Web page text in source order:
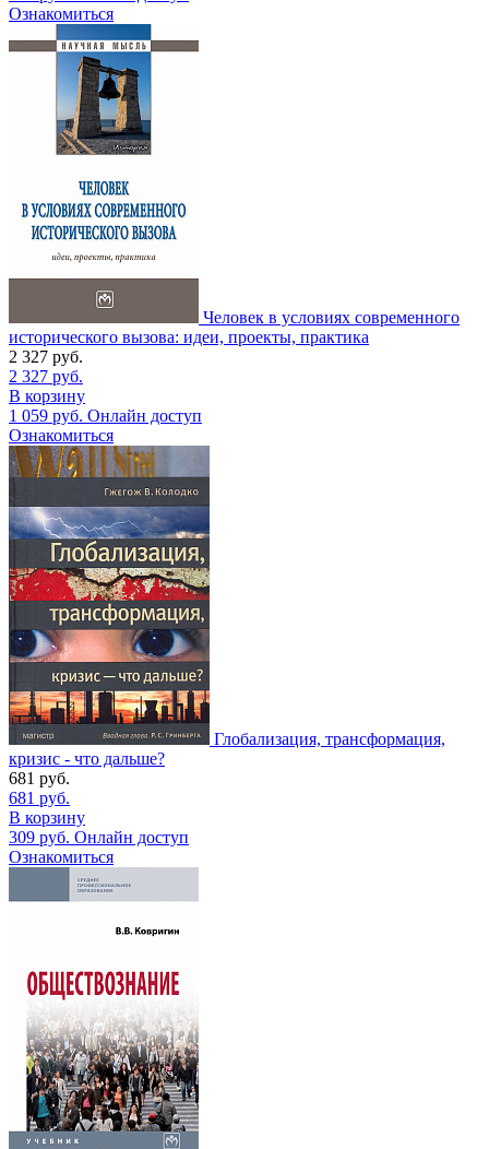
Ознакомиться
Человек в условиях современного
исторического вызова: идеи, проекты, практика
2 327 руб.
2 327 руб.
В корзину
1 059 руб. Онлайн доступ
Ознакомиться
Глобализация, трансформация,
кризис - что дальше?
681 руб.
681 руб.
В корзину
309 руб. Онлайн доступ
Ознакомиться